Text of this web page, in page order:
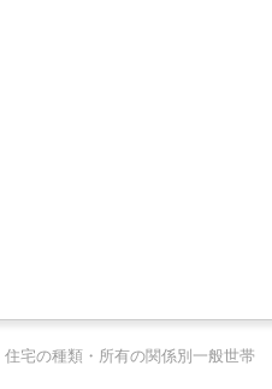
住宅の種類・所有の関係別一般世帯